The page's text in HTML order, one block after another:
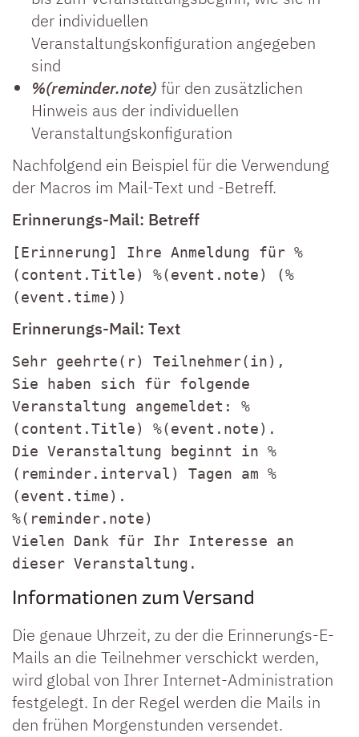
der individuellen
Veranstaltungskonfiguration angegeben
sind
%(reminder.note) für den zusätzlichen
Hinweis aus der individuellen
Veranstaltungskonfiguration
Nachfolgend ein Beispiel für die Verwendung
der Macros im Mail-Text und -Betreff.
Erinnerungs-Mail: Betreff
[Erinnerung] Ihre Anmeldung für %
(content.Title) %(event.note) (%
(event.time))
Erinnerungs-Mail: Text
Sehr geehrte(r) Teilnehmer(in),
Sie haben sich für folgende
Veranstaltung angemeldet: %
(content.Title) %(event.note).
Die Veranstaltung beginnt in %
(reminder.interval) Tagen am %
(event.time).
%(reminder.note)
Vielen Dank für Ihr Interesse an
dieser Veranstaltung.
Informationen zum Versand
Die genaue Uhrzeit, zu der die Erinnerungs-E-
Mails an die Teilnehmer verschickt werden,
wird global von Ihrer Internet-Administration
festgelegt. In der Regel werden die Mails in
den frühen Morgenstunden versendet.